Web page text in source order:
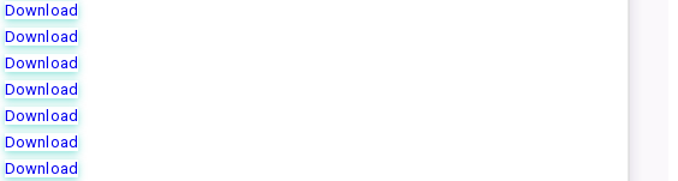
Download
Download
Download
Download
Download
Download
Download